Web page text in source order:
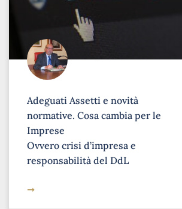
Adeguati Assetti e novità
normative. Cosa cambia per le
Imprese
Ovvero crisi d’impresa e
responsabilità del DdL
➞